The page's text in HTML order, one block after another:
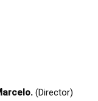
(Director)